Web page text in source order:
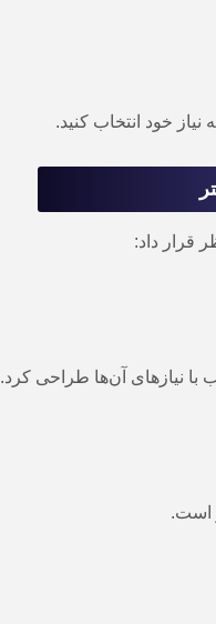
خود انتخاب کنید.
قرار داد:
نیازهای آن‌ها طراحی کرد.
است.